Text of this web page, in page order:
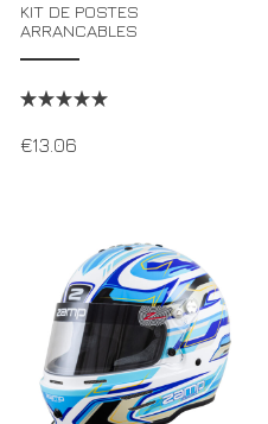
KIT DE POSTES
ARRANCABLES
€13.06